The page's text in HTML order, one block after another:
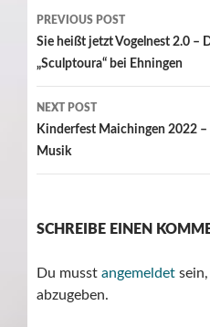
Post
navigation
PREVIOUS POST
Sie heißt jetzt Vogelnest 2.0 –
„Sculptoura“ bei Ehningen
NEXT POST
Kinderfest Maichingen 2022
Musik
SCHREIBE EINEN
Du musst angemeldet
abzugeben.